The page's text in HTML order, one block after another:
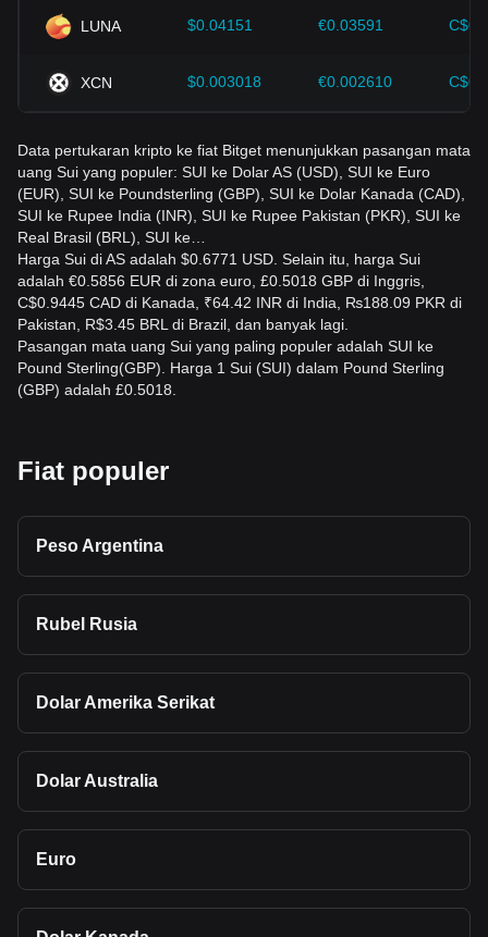
LUNA $0.04151 €0.03591
XCN $0.003018 €0.002610
Data pertukaran kripto ke fiat Bitget menunjukkan pasangan mata
uang Sui yang populer: SUI ke Dolar AS (USD), SUI ke Euro
(EUR), SUI ke Poundsterling (GBP), SUI ke Dolar Kanada (CAD),
SUI ke Rupee India (INR), SUI ke Rupee Pakistan (PKR), SUI ke
Real Brasil (BRL), SUI ke…
Harga Sui di AS adalah $0.6771 USD. Selain itu, harga Sui
adalah €0.5856 EUR di zona euro, £0.5018 GBP di Inggris,
C$0.9445 CAD di Kanada, ₹64.42 INR di India, ₨188.09 PKR di
Pakistan, R$3.45 BRL di Brazil, dan banyak lagi.
Pasangan mata uang Sui yang paling populer adalah SUI ke
Pound Sterling(GBP). Harga 1 Sui (SUI) dalam Pound Sterling
(GBP) adalah £0.5018.
Fiat populer
Peso Argentina
Rubel Rusia
Dolar Amerika Serikat
Dolar Australia
Euro